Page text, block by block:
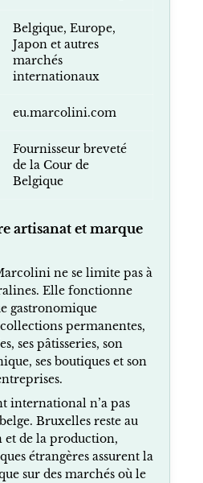
Belgique, Europe,
Japon et autres
marchés
internationaux
eu.marcolini.com
Fournisseur breveté
de la Cour de
Belgique
artisanat et marque
ne se limite pas à
Elle fonctionne
gastronomique
permanentes,
ses pâtisseries, son
ses boutiques et son
international n’a pas
Bruxelles reste au
de la production,
étrangères assurent la
sur des marchés où le